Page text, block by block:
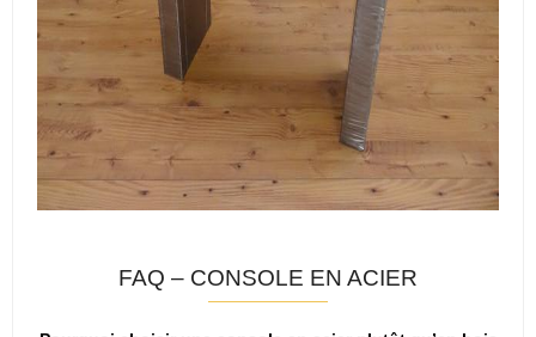
FAQ – CONSOLE EN ACIER